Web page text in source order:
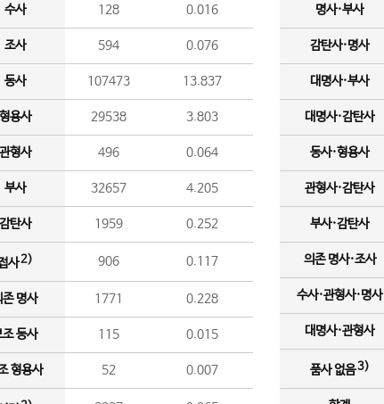
수사 128 0.016
조사 594 0.076
동사 107473 13.837
용사 29538 3.803
형사 496 0.064
부사 32657 4.205
탄사 1959 0.252
사2) 906 0.117
존 명사 1771 0.228
조 동사 115 0.015
형용사 52 0.007
명사·부사
감탄사·명사
대명사·부사
대명사·감탄사
동사·형용사
관형사·감탄사
부사·감탄사
의존 명사·조사
수사·관형사·명사
대명사·관형사
품사 없음3)